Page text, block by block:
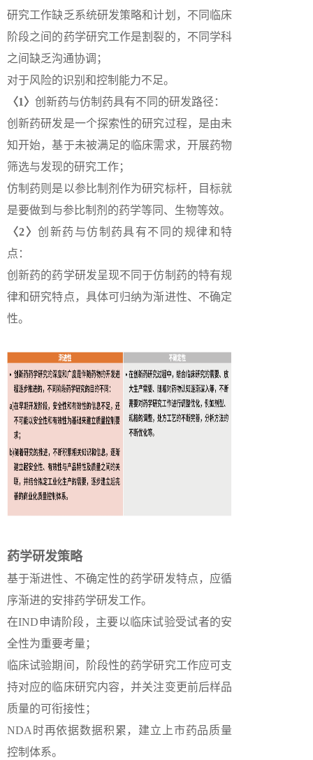
研究工作缺乏系统研发策略和计划，不同临床
阶段之间的药学研究工作是割裂的，不同学科
之间缺乏沟通协调；
对于风险的识别和控制能力不足。
〈1〉 创新药与仿制药具有不同的研发路径：
创新药研发是一个探索性的研究过程，是由未
知开始，基于未被满足的临床需求，开展药物
筛选与发现的研究工作；
仿制药则是以参比制剂作为研究标杆，目标就
是要做到与参比制剂的药学等同、生物等效。
〈2〉创新药与仿制药具有不同的规律和特
点：
创新药的药学研发呈现不同于仿制药的特有规
律和研究特点，具体可归纳为渐进性、不确定
性。
药学研发策略
基于渐进性、不确定性的药学研发特点，应循
序渐进的安排药学研发工作。
在IND申请阶段，主要以临床试验受试者的安
全性为重要考量；
临床试验期间，阶段性的药学研究工作应可支
持对应的临床研究内容，并关注变更前后样品
质量的可衔接性；
NDA时再依据数据积累，建立上市药品质量
控制体系。